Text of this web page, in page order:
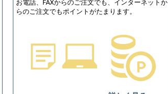
お電話、FAXからのご注文でも、インターネットか
らのご注文でもポイントがたまります。